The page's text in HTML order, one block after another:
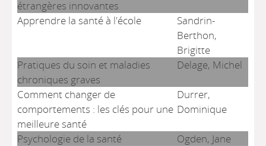
étrangères innovantes
Apprendre la santé à l'école
Sandrin-
Berthon,
Brigitte
Pratiques du soin et maladies
chroniques graves
Delage, Michel
Comment changer de
comportements : les clés pour une
meilleure santé
Durrer,
Dominique
Psychologie de la santé
Ogden, Jane